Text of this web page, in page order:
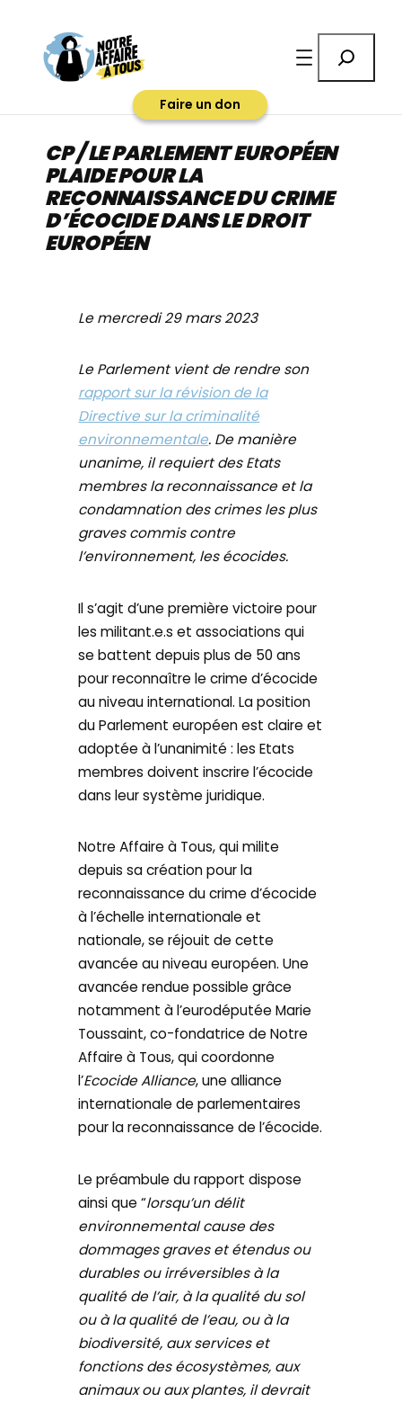
contenu
Faire un don
CP / LE PARLEMENT EUROPÉEN
PLAIDE POUR LA
RECONNAISSANCE DU CRIME
D’ÉCOCIDE DANS LE DROIT
EUROPÉEN
Le mercredi 29 mars 2023
Le Parlement vient de rendre son
rapport sur la révision de la
Directive sur la criminalité
environnementale. De manière
unanime, il requiert des Etats
membres la reconnaissance et la
condamnation des crimes les plus
graves commis contre
l’environnement, les écocides.
Il s’agit d’une première victoire pour
les militant.e.s et associations qui
se battent depuis plus de 50 ans
pour reconnaître le crime d’écocide
au niveau international. La position
du Parlement européen est claire et
adoptée à l’unanimité : les Etats
membres doivent inscrire l’écocide
dans leur système juridique.
Notre Affaire à Tous, qui milite
depuis sa création pour la
reconnaissance du crime d’écocide
à l’échelle internationale et
nationale, se réjouit de cette
avancée au niveau européen. Une
avancée rendue possible grâce
notamment à l’eurodéputée Marie
Toussaint, co-fondatrice de Notre
Affaire à Tous, qui coordonne
l’Ecocide Alliance, une alliance
internationale de parlementaires
pour la reconnaissance de l’écocide.
Le préambule du rapport dispose
ainsi que “lorsqu’un délit
environnemental cause des
dommages graves et étendus ou
durables ou irréversibles à la
qualité de l’air, à la qualité du sol
ou à la qualité de l’eau, ou à la
biodiversité, aux services et
fonctions des écosystèmes, aux
animaux ou aux plantes, il devrait